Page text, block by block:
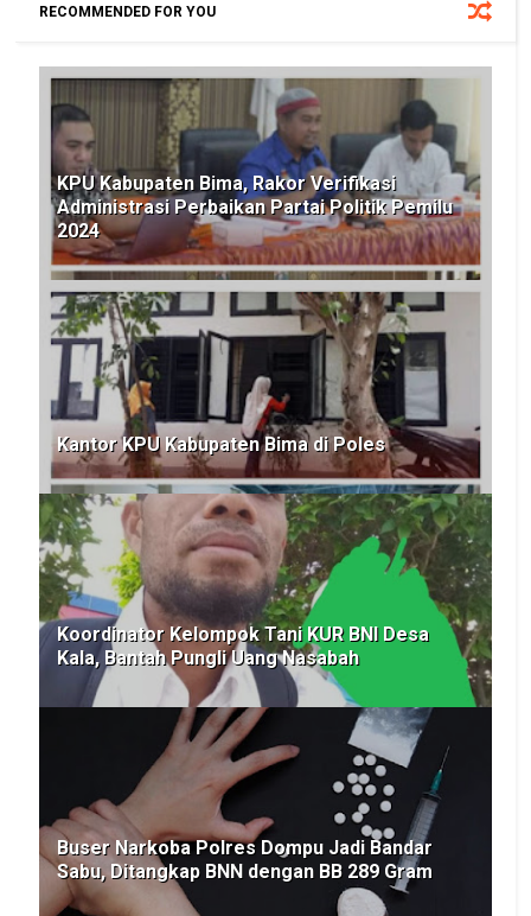
RECOMMENDED FOR YOU
KPU Kabupaten Bima, Rakor Verifikasi
Administrasi Perbaikan Partai Politik Pemilu
2024
Kantor KPU Kabupaten Bima di Poles
Koordinator Kelompok Tani KUR BNI Desa
Kala, Bantah Pungli Uang Nasabah
Buser Narkoba Polres Dompu Jadi Bandar
Sabu, Ditangkap BNN dengan BB 289 Gram